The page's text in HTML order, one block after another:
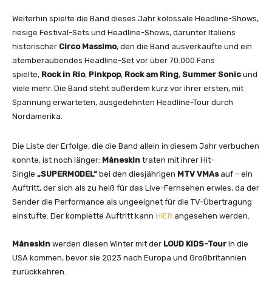
Weiterhin spielte die Band dieses Jahr kolossale Headline-Shows,
riesige Festival-Sets und Headline-Shows, darunter Italiens
historischer Circo Massimo, den die Band ausverkaufte und ein
atemberaubendes Headline-Set vor über 70.000 Fans
spielte, Rock in Rio, Pinkpop, Rock am Ring, Summer Sonic und
viele mehr. Die Band steht außerdem kurz vor ihrer ersten, mit
Spannung erwarteten, ausgedehnten Headline-Tour durch
Nordamerika.
Die Liste der Erfolge, die die Band allein in diesem Jahr verbuchen
konnte, ist noch länger: Måneskin traten mit ihrer Hit-
Single „SUPERMODEL“ bei den diesjährigen MTV VMAsauf – ein
Auftritt, der sich als zu heiß für das Live-Fernsehen erwies, da der
Sender die Performance als ungeeignet für die TV-Übertragung
einstufte. Der komplette Auftritt kann HIER angesehen werden.
Måneskin werden diesen Winter mit der LOUD KIDS-Tour in die
USA kommen, bevor sie 2023 nach Europa und Großbritannien
zurückkehren.